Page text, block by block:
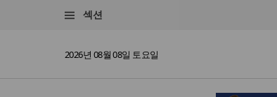
섹션
2026년 08월 08일 토요일